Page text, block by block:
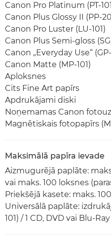
Canon Pro Platinum (PT-
Canon Plus Glossy II (PP-
Canon Pro Luster (LU-101)
Canon Plus Semi-gloss
Canon „Everyday Use“
Canon Matte (MP-101)
Aploksnes
Cits Fine Art papīrs
Apdrukājami diski
Noņemamas Canon
Magnētiskais fotopapīrs
Maksimālā papīra ievade
Aizmugurējā paplāte:
vai maks. 100 loksnes
Priekšējā kasete: maks.
Universālā paplāte:
101) / 1 CD, DVD vai Blu-